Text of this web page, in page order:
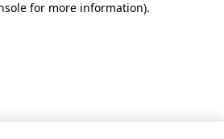
for more information).